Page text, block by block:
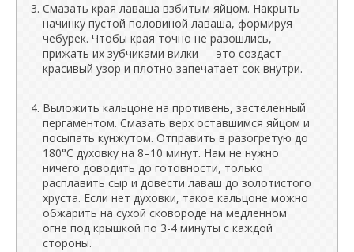
Смазать края лаваша взбитым яйцом. Накрыть
начинку пустой половиной лаваша, формируя
чебурек. Чтобы края точно не разошлись,
прижать их зубчиками вилки — это создаст
красивый узор и плотно запечатает сок внутри.
Выложить кальцоне на противень, застеленный
пергаментом. Смазать верх оставшимся яйцом и
посыпать кунжутом. Отправить в разогретую до
180°C духовку на 8–10 минут. Нам не нужно
ничего доводить до готовности, только
расплавить сыр и довести лаваш до золотистого
хруста. Если нет духовки, такое кальцоне можно
обжарить на сухой сковороде на медленном
огне под крышкой по 3-4 минуты с каждой
стороны.